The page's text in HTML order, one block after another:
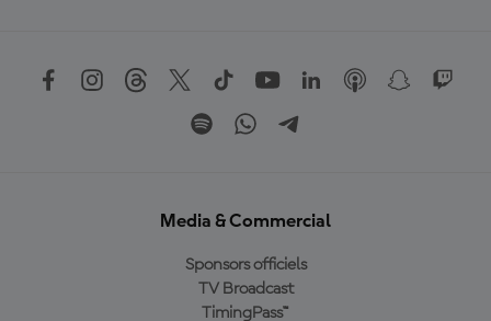
Media & Commercial
Sponsors officiels
TV Broadcast
TimingPass™